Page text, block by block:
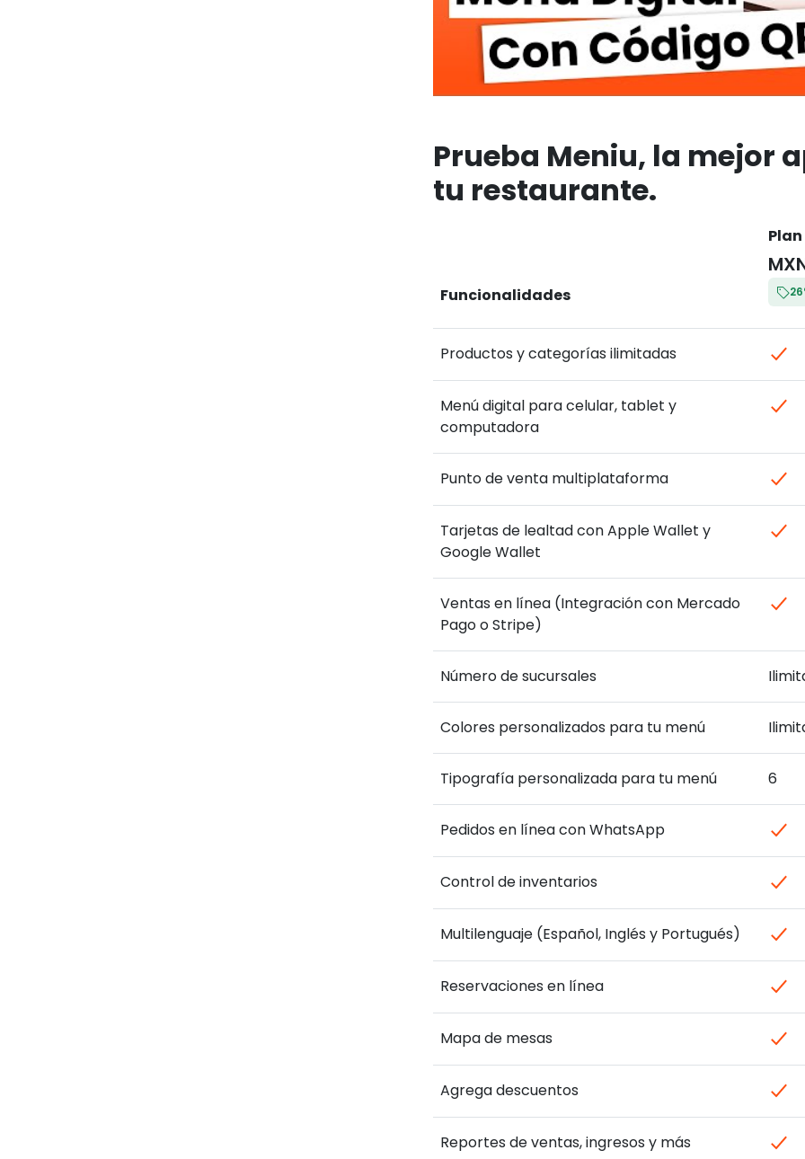
Prueba Meniu, la mejor
tu restaurante.
Funcionalidades
Productos y categorías ilimitadas
Menú digital para celular, tablet y
computadora
Punto de venta multiplataforma
Tarjetas de lealtad con Apple Wallet y
Google Wallet
Ventas en línea (Integración con Mercado
Pago o Stripe)
Número de sucursales
Colores personalizados para tu menú
Tipografía personalizada para tu menú 6
Pedidos en línea con WhatsApp
Control de inventarios
Multilenguaje (Español, Inglés y Portugués)
Reservaciones en línea
Mapa de mesas
Agrega descuentos
Reportes de ventas, ingresos y más